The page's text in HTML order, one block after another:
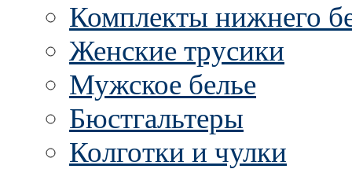
Комплекты нижнего
Женские трусики
Мужское белье
Бюстгальтеры
Колготки и чулки